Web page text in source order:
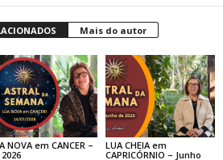
Mais do autor
NOVA em CANCER –
2026
LUA CHEIA em
CAPRICÓRNIO – Junho